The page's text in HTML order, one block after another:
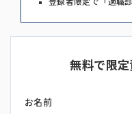
登録者限定で「適職
無料で限
お名前